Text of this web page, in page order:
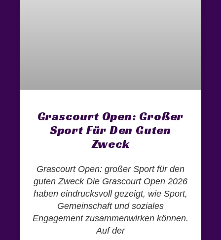
Grascourt Open: Großer
Sport Für Den Guten
Zweck
Grascourt Open: großer Sport für den
guten Zweck Die Grascourt Open 2026
haben eindrucksvoll gezeigt, wie Sport,
Gemeinschaft und soziales
Engagement zusammenwirken können.
Auf der